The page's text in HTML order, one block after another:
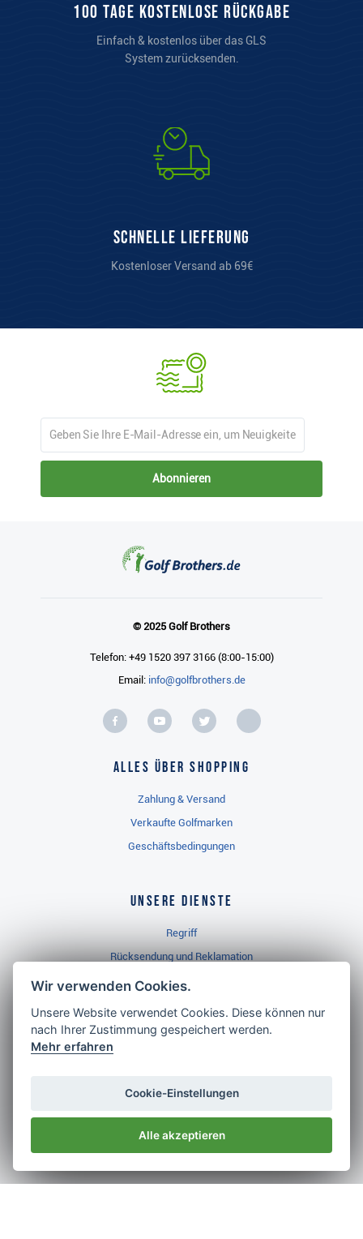
100 Tage kostenlose Rückgabe
Einfach & kostenlos über das GLS
System zurücksenden.
Schnelle Lieferung
Kostenloser Versand ab 69€
Abonnieren
© 2025 Golf Brothers
Telefon: +49 1520 397 3166 (8:00-15:00)
Email: info@golfbrothers.de
Alles über Shopping
Zahlung & Versand
Verkaufte Golfmarken
Geschäftsbedingungen
Unsere Dienste
Regriff
Rücksendung und Reklamation
Widerrufsbelehrung
Golf Brothers.de
Neuheiten
Impressum
Wir verwenden Cookies.
Unsere Website verwendet Cookies. Diese können nur
nach Ihrer Zustimmung gespeichert werden.
Mehr erfahren
Cookie-Einstellungen
Alle akzeptieren